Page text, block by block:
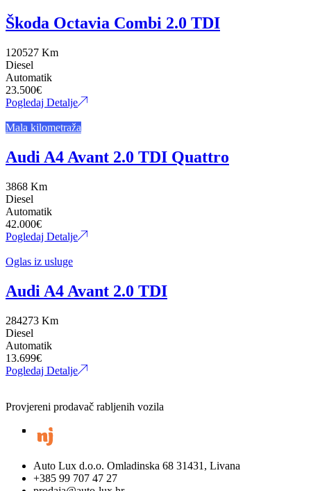
Škoda Octavia Combi 2.0 TDI
120527 Km
Diesel
Automatik
23.500€
Pogledaj Detalje
Mala kilometraža
Audi A4 Avant 2.0 TDI Quattro
3868 Km
Diesel
Automatik
42.000€
Pogledaj Detalje
Oglas iz usluge
Audi A4 Avant 2.0 TDI
284273 Km
Diesel
Automatik
13.699€
Pogledaj Detalje
Provjereni prodavač rabljenih vozila
Auto Lux d.o.o. Omladinska 68 31431, Livana
+385 99 707 47 27